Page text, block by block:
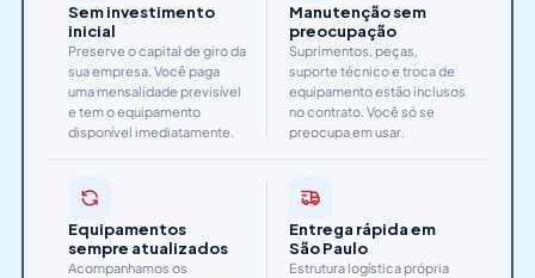
Sem investimento
inicial
Preserve o capital de giro da
sua empresa. Você paga
uma mensalidade previsível
e tem o equipamento
disponível imediatamente.
Manutenção sem
preocupação
Suprimentos, peças,
suporte técnico e troca de
equipamento estão inclusos
no contrato. Você só se
preocupa em usar.
Equipamentos
sempre atualizados
Acompanhamos os
Entrega rápida em
São Paulo
Estrutura logística própria